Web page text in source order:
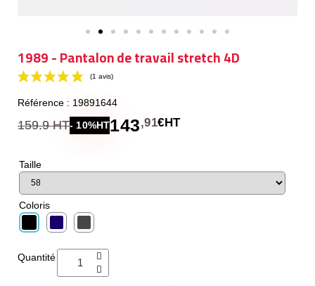
1989 - Pantalon de travail stretch 4D
Référence : 19891644
159.9 HT- 10%HT143,91€HT
Taille
Coloris
Quantité